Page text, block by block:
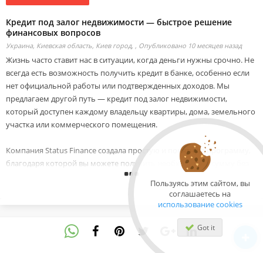
Пользуясь этим сайтом, вы
соглашаетесь на
использование cookies
Got it
Кредит под залог недвижимости — быстрое решение
финансовых вопросов
Украина, Киевская область, Киев город, , Опубликовано 10 месяцев назад
Жизнь часто ставит нас в ситуации, когда деньги нужны срочно. Не
всегда есть возможность получить кредит в банке, особенно если
нет официальной работы или подтвержденных доходов. Мы
предлагаем другой путь — кредит под залог недвижимости,
который доступен каждому владельцу квартиры, дома, земельного
участка или коммерческого помещения.
Компания Status Finance создала простую и понятную программу,
благодаря которой вы можете получить необходимую сумму без
долгих проверок и лишних требований. Главное условие —
наличие недвижимости, которая становится залогом вашего займа.
-сумма кредита от 20 000 до 20 000 000 грн
-финансирование до 80% рыночной стоимости имущества